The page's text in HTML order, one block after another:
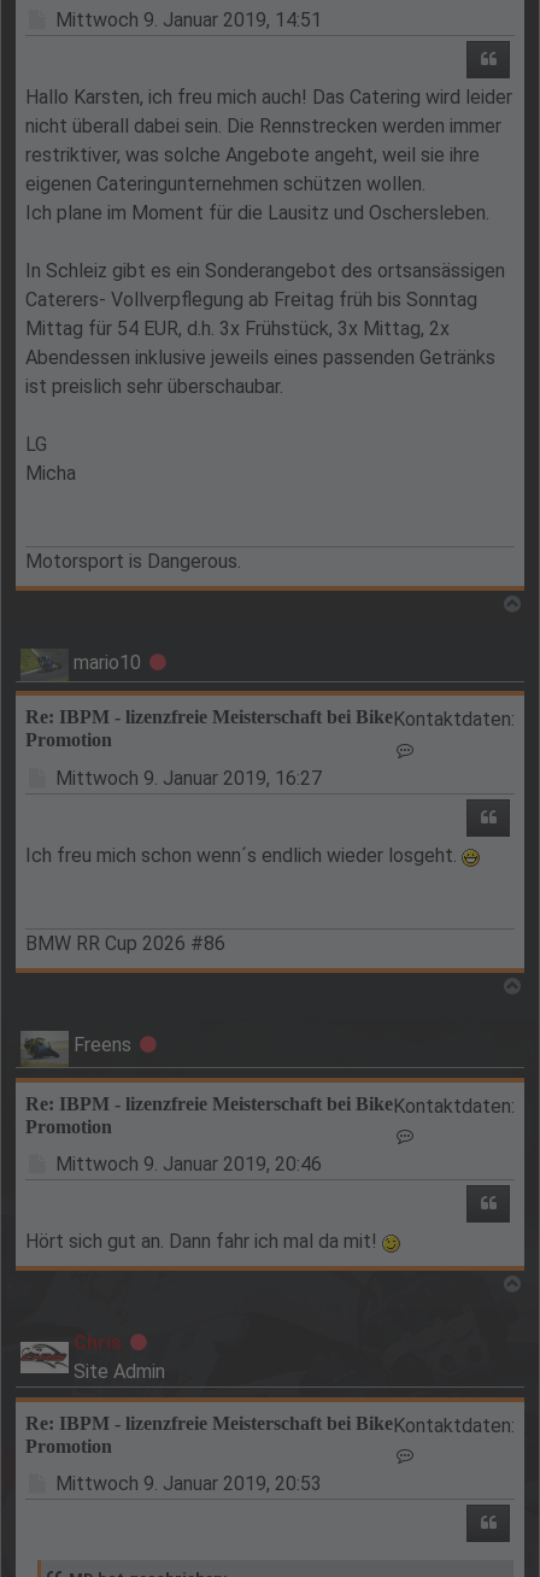
Beitrag
Mittwoch 9. Januar 2019, 14:51
Hallo Karsten, ich freu mich auch! Das Catering wird leider
nicht überall dabei sein. Die Rennstrecken werden immer
restriktiver, was solche Angebote angeht, weil sie ihre
eigenen Cateringunternehmen schützen wollen.
Ich plane im Moment für die Lausitz und Oschersleben.
In Schleiz gibt es ein Sonderangebot des ortsansässigen
Caterers- Vollverpflegung ab Freitag früh bis Sonntag
Mittag für 54 EUR, d.h. 3x Frühstück, 3x Mittag, 2x
Abendessen inklusive jeweils eines passenden Getränks
ist preislich sehr überschaubar.
LG
Micha
Motorsport is Dangerous.
mario10 Offline
Re: IBPM - lizenzfreie Meisterschaft bei Bike
Promotion
Kontaktdaten:
Beitrag
Mittwoch 9. Januar 2019, 16:27
Ich freu mich schon wenn´s endlich wieder losgeht.
BMW RR Cup 2026 #86
Freens Offline
Re: IBPM - lizenzfreie Meisterschaft bei Bike
Promotion
Kontaktdaten:
Beitrag
Mittwoch 9. Januar 2019, 20:46
Hört sich gut an. Dann fahr ich mal da mit!
Chris Offline
Site Admin
Re: IBPM - lizenzfreie Meisterschaft bei Bike
Promotion
Kontaktdaten:
Beitrag
Mittwoch 9. Januar 2019, 20:53